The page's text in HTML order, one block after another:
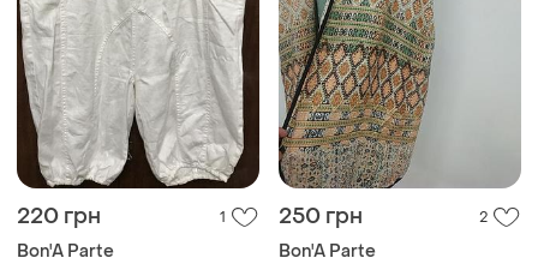
220 грн 1
Bon'A Parte
250 грн 2
Bon'A Parte